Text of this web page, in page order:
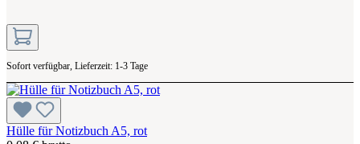
Sofort verfügbar, Lieferzeit: 1-3 Tage
Hülle für Notizbuch A5, rot